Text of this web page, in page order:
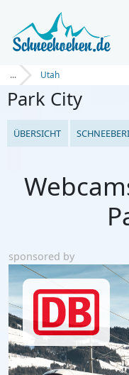
... Utah
Park City
ÜBERSICHT
sponsored by